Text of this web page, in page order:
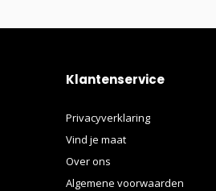
Klantenservice
Privacyverklaring
Vind je maat
Over ons
Algemene voorwaarden